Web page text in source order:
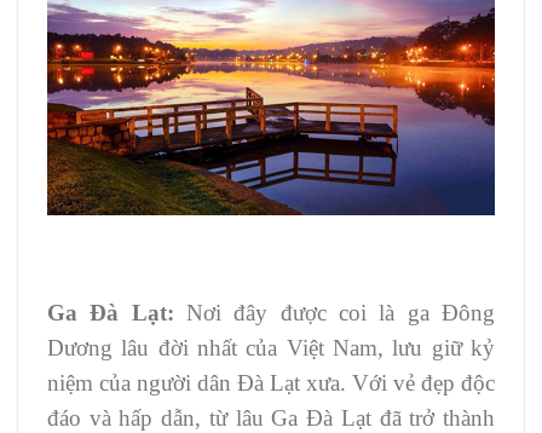
Ga Đà Lạt: Nơi đây được coi là ga Đông
Dương lâu đời nhất của Việt Nam, lưu giữ kỷ
niệm của người dân Đà Lạt xưa. Với vẻ đẹp độc
đáo và hấp dẫn, từ lâu Ga Đà Lạt đã trở thành